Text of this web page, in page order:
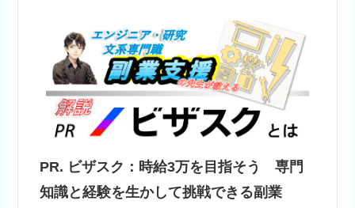
PR. ビザスク：時給3万を目指そう 専門
知識と経験を生かして挑戦できる副業